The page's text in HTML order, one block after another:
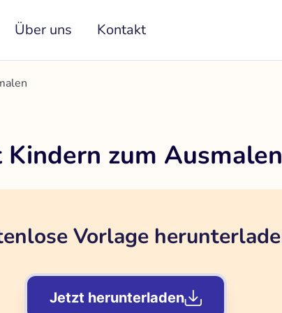
Über uns Kontakt
zum Ausmalen
Vorlage
Jetzt herunterladen